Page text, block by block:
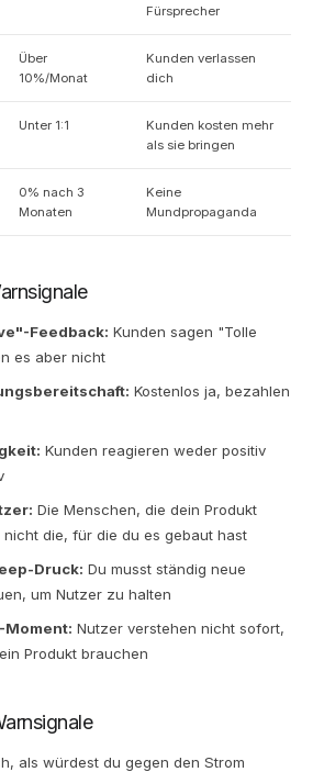
Fürsprecher
Über
10%/Monat
Kunden verlassen
dich
Unter 1:1
Kunden kosten mehr
als sie bringen
0% nach 3
Monaten
Keine
Mundpropaganda
Feedback: Kunden sagen "Tolle
es aber nicht
Kostenlos ja, bezahlen
Kunden reagieren weder positiv
Die Menschen, die dein Produkt
die, für die du es gebaut hast
Druck: Du musst ständig neue
um Nutzer zu halten
Moment: Nutzer verstehen nicht sofort,
Produkt brauchen
als würdest du gegen den Strom